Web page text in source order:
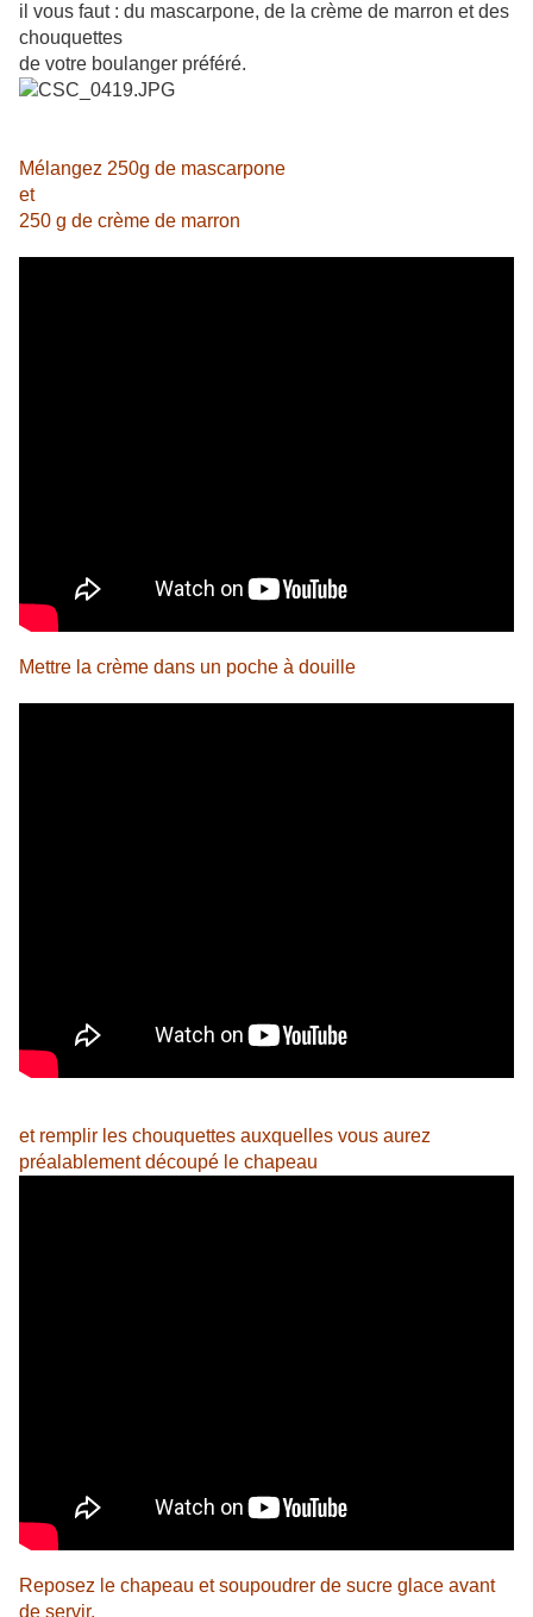
il vous faut : du mascarpone, de la crème de marron et des
chouquettes
de votre boulanger préféré.
Mélangez 250g de mascarpone
et
250 g de crème de marron
Mettre la crème dans un poche à douille
et remplir les chouquettes auxquelles vous aurez
préalablement découpé le chapeau
Reposez le chapeau et soupoudrer de sucre glace avant
de servir.